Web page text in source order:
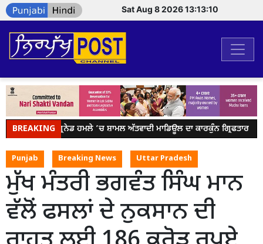
Sat Aug 8 2026 13:13:10
BREAKING
ਬਟਾਲਾ ਗ੍ਰਨੇਡ ਹਮਲੇ ’ਚ ਸ਼ਾਮਲ ਅੱਤਵਾਦੀ ਮਾਡਿਊਲ ਦਾ ਕਾਰਕੁੰਨ ਗ੍ਰਿਫਤਾਰ
Punjab Breaking News Uttar Pradesh
ਮੁੱਖ ਮੰਤਰੀ ਭਗਵੰਤ ਸਿੰਘ ਮਾਨ
ਵੱਲੋਂ ਫਸਲਾਂ ਦੇ ਨੁਕਸਾਨ ਦੀ